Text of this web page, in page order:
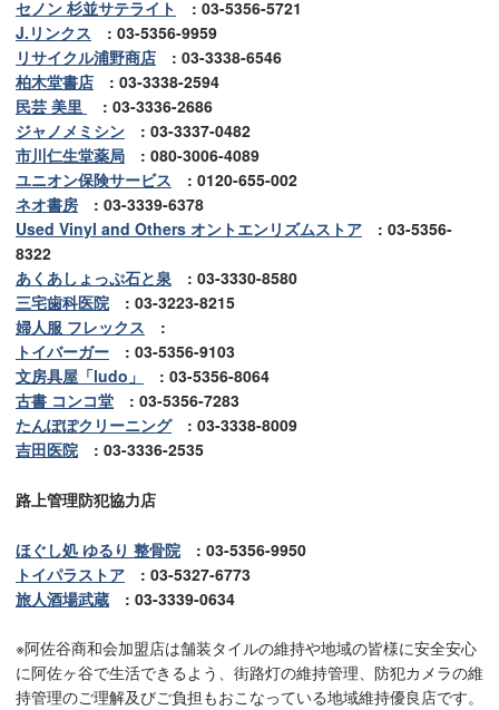
セノン 杉並サテライト
: 03-5356-5721
J.リンクス
: 03-5356-9959
リサイクル浦野商店
: 03-3338-6546
柏木堂書店
: 03-3338-2594
民芸 美里
: 03-3336-2686
ジャノメミシン
: 03-3337-0482
市川仁生堂薬局
: 080-3006-4089
ユニオン保険サービス
: 0120-655-002
ネオ書房
: 03-3339-6378
Used Vinyl and Others オントエンリズムストア
: 03-5356-
8322
あくあしょっぷ石と泉
: 03-3330-8580
三宅歯科医院
: 03-3223-8215
婦人服 フレックス
:
トイバーガー
: 03-5356-9103
文房具屋「ludo」
: 03-5356-8064
古書 コンコ堂
: 03-5356-7283
たんぽぽクリーニング
: 03-3338-8009
吉田医院
: 03-3336-2535
路上管理防犯協力店
ほぐし処 ゆるり 整骨院
: 03-5356-9950
トイパラストア
: 03-5327-6773
旅人酒場武蔵
: 03-3339-0634
※阿佐谷商和会加盟店は舗装タイルの維持や地域の皆様に安全安心
に阿佐ヶ谷で生活できるよう、街路灯の維持管理、防犯カメラの維
持管理のご理解及びご負担もおこなっている地域維持優良店です。